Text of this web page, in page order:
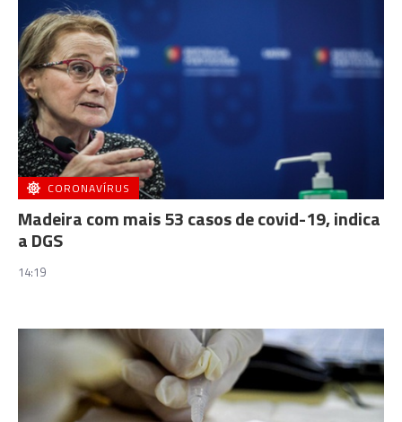
CORONAVÍRUS
Madeira com mais 53 casos de covid-19, indica
a DGS
14:19